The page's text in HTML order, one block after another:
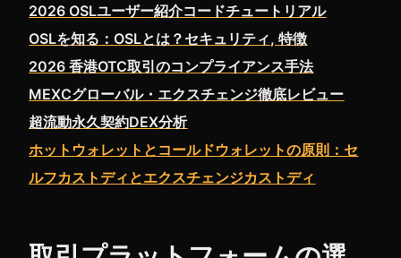
2026 OSLユーザー紹介コードチュートリアル
OSLを知る：OSLとは？セキュリティ, 特徴
2026 香港OTC取引のコンプライアンス手法
MEXCグローバル・エクスチェンジ徹底レビュー
超流動永久契約DEX分析
ホットウォレットとコールドウォレットの原則：セ
ルフカストディとエクスチェンジカストディ